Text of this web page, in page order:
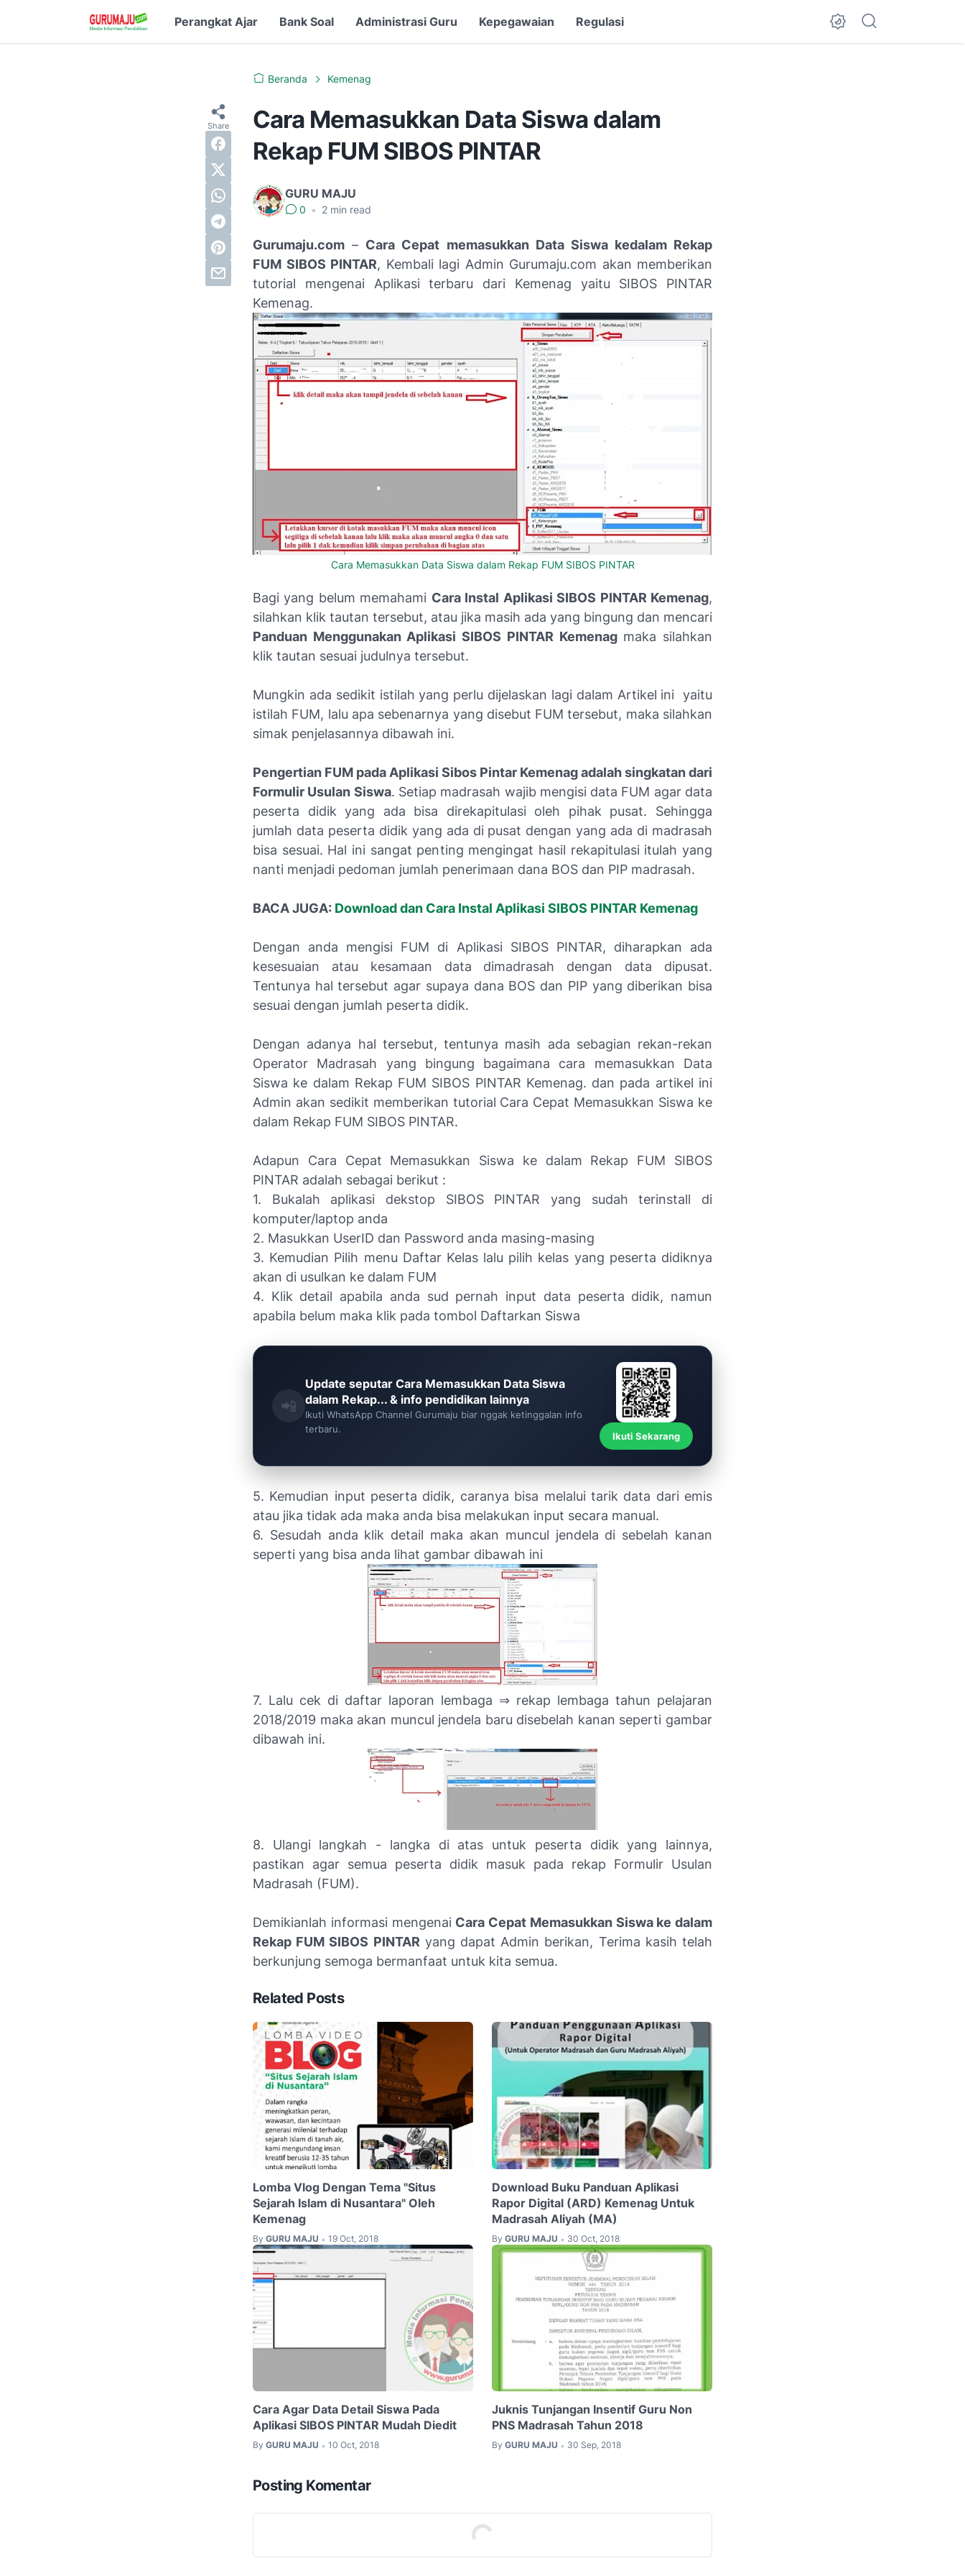
Perangkat Ajar Bank Soal Administrasi Guru Kepegawaian Regulasi
Beranda Kemenag
Cara Memasukkan Data Siswa dalam
Rekap FUM SIBOS PINTAR
GURU MAJU
0 • 2 min read
Gurumaju.com – Cara Cepat memasukkan Data Siswa kedalam Rekap
FUM SIBOS PINTAR, Kembali lagi Admin Gurumaju.com akan memberikan
tutorial mengenai Aplikasi terbaru dari Kemenag yaitu SIBOS PINTAR
Kemenag.
Cara Memasukkan Data Siswa dalam Rekap FUM SIBOS PINTAR
Bagi yang belum memahami Cara Instal Aplikasi SIBOS PINTAR Kemenag,
silahkan klik tautan tersebut, atau jika masih ada yang bingung dan mencari
Panduan Menggunakan Aplikasi SIBOS PINTAR Kemenagmaka silahkan
klik tautan sesuai judulnya tersebut.
Mungkin ada sedikit istilah yang perlu dijelaskan lagi dalam Artikel ini yaitu
istilah FUM, lalu apa sebenarnya yang disebut FUM tersebut, maka silahkan
simak penjelasannya dibawah ini.
Pengertian FUM pada Aplikasi Sibos Pintar Kemenag adalah singkatan dari
Formulir Usulan Siswa. Setiap madrasah wajib mengisi data FUM agar data
peserta didik yang ada bisa direkapitulasi oleh pihak pusat. Sehingga
jumlah data peserta didik yang ada di pusat dengan yang ada di madrasah
bisa sesuai. Hal ini sangat penting mengingat hasil rekapitulasi itulah yang
nanti menjadi pedoman jumlah penerimaan dana BOS dan PIP madrasah.
BACA JUGA: Download dan Cara Instal Aplikasi SIBOS PINTAR Kemenag
Dengan anda mengisi FUM di Aplikasi SIBOS PINTAR, diharapkan ada
kesesuaian atau kesamaan data dimadrasah dengan data dipusat.
Tentunya hal tersebut agar supaya dana BOS dan PIP yang diberikan bisa
sesuai dengan jumlah peserta didik.
Dengan adanya hal tersebut, tentunya masih ada sebagian rekan-rekan
Operator Madrasah yang bingung bagaimana cara memasukkan Data
Siswa ke dalam Rekap FUM SIBOS PINTAR Kemenag. dan pada artikel ini
Admin akan sedikit memberikan tutorial Cara Cepat Memasukkan Siswa ke
dalam Rekap FUM SIBOS PINTAR.
Adapun Cara Cepat Memasukkan Siswa ke dalam Rekap FUM SIBOS
PINTAR adalah sebagai berikut :
1. Bukalah aplikasi dekstop SIBOS PINTAR yang sudah terinstall di
komputer/laptop anda
2. Masukkan UserID dan Password anda masing-masing
3. Kemudian Pilih menu Daftar Kelas lalu pilih kelas yang peserta didiknya
akan di usulkan ke dalam FUM
4. Klik detail apabila anda sud pernah input data peserta didik, namun
apabila belum maka klik pada tombol Daftarkan Siswa
📲
Update seputar Cara Memasukkan Data Siswa
dalam Rekap... & info pendidikan lainnya
Ikuti WhatsApp Channel Gurumaju biar nggak ketinggalan info
terbaru.
Ikuti Sekarang
5. Kemudian input peserta didik, caranya bisa melalui tarik data dari emis
atau jika tidak ada maka anda bisa melakukan input secara manual.
6. Sesudah anda klik detail maka akan muncul jendela di sebelah kanan
seperti yang bisa anda lihat gambar dibawah ini
7. Lalu cek di daftar laporan lembaga ⇒ rekap lembaga tahun pelajaran
2018/2019 maka akan muncul jendela baru disebelah kanan seperti gambar
dibawah ini.
8. Ulangi langkah - langka di atas untuk peserta didik yang lainnya,
pastikan agar semua peserta didik masuk pada rekap Formulir Usulan
Madrasah (FUM).
Demikianlah informasi mengenai Cara Cepat Memasukkan Siswa ke dalam
Rekap FUM SIBOS PINTAR yang dapat Admin berikan, Terima kasih telah
berkunjung semoga bermanfaat untuk kita semua.
Related Posts
Lomba Vlog Dengan Tema "Situs
Sejarah Islam di Nusantara" Oleh
Kemenag
By GURU MAJU • 19 Oct, 2018
Download Buku Panduan Aplikasi
Rapor Digital (ARD) Kemenag Untuk
Madrasah Aliyah (MA)
By GURU MAJU • 30 Oct, 2018
Cara Agar Data Detail Siswa Pada
Aplikasi SIBOS PINTAR Mudah Diedit
By GURU MAJU • 10 Oct, 2018
Juknis Tunjangan Insentif Guru Non
PNS Madrasah Tahun 2018
By GURU MAJU • 30 Sep, 2018
Posting Komentar